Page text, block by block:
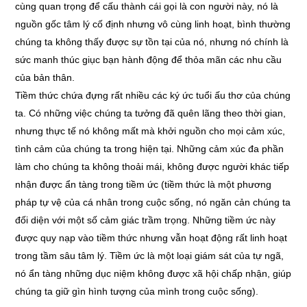
cùng quan trọng để cấu thành cái gọi là con người này, nó là
nguồn gốc tâm lý cố định nhưng vô cùng linh hoạt, bình thường
chúng ta không thấy được sự tồn tại của nó, nhưng nó chính là
sức manh thúc giục bạn hành động để thỏa mãn các nhu cầu
của bản thân.
Tiềm thức chứa đựng rất nhiều các ký ức tuổi ấu thơ của chúng
ta. Có những việc chúng ta tưởng đã quên lãng theo thời gian,
nhưng thực tế nó không mất mà khởi nguồn cho mọi cảm xúc,
tình cảm của chúng ta trong hiện tại. Những cảm xúc đa phần
làm cho chúng ta không thoải mái, không được người khác tiếp
nhận được ẩn tàng trong tiềm ức (tiềm thức là một phương
pháp tự vệ của cá nhân trong cuộc sống, nó ngăn cản chúng ta
đối diện với một số cảm giác trầm trọng. Những tiềm ức này
được quy nạp vào tiềm thức nhưng vẫn hoạt động rất linh hoạt
trong tầm sâu tâm lý. Tiềm ức là một loại giám sát của tự ngã,
nó ẩn tàng những dục niệm không được xã hội chấp nhận, giúp
chúng ta giữ gìn hình tượng của mình trong cuộc sống).